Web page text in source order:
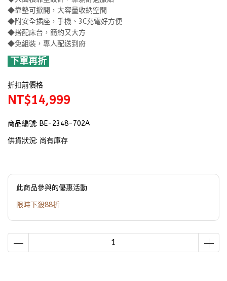
◆靠墊可掀開，大容量收納空間
◆附安全插座，手機、3C充電好方便
◆搭配床台，簡約又大方
◆免組裝，專人配送到府
下單再折
折扣前價格
NT$14,999
商品編號: BE-2348-702A
供貨狀況: 尚有庫存
此商品參與的優惠活動
限時下殺88折